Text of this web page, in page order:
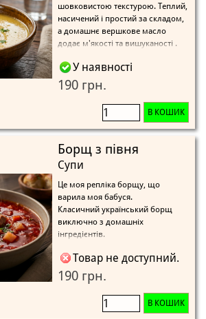
шовковистою текстурою. Теплий,
насичений і простий за складом,
а домашнє вершкове масло
додає м'якості та вишуканості .
У наявності
190 грн.
В КОШИК
Борщ з півня
Супи
Це моя репліка борщу, що
варила моя бабуся.
Класичний український борщ
виключно з домашніх
інгредієнтів.
Товар не доступний.
190 грн.
В КОШИК